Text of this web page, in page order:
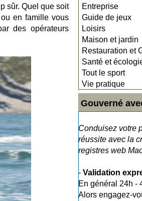
Entreprise
Guide de jeux
Loisirs
Maison et jardin
Restauration et
Santé et
Tout le sport
Vie pratique
Gouverné
Conduisez votre
réussite avec la
registres web
- Validation
En général 24h -
Alors engagez-
sûr. Quel que soit
en famille vous
des opérateurs